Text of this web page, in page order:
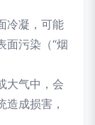
冷凝，可能
面污染（“烟
大气中，会
成损害，